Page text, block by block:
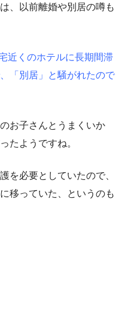
、以前離婚や別居の噂も
近くのホテルに長期間滞
「別居」と騒がれたので
お子さんとうまくいか
たようですね。
を必要としていたので、
移っていた、というのも